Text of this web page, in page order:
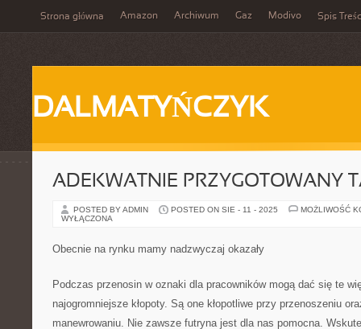
Strona główna Amazon Archiwum Gaz Modivo Spis
DALMATYŃCZYK
ADEKWATNIE PRZYGOTOWANY
POSTED BY ADMIN POSTED ON SIE - 11 - 2025
MOŻLIWOŚĆ
WYŁĄCZONA
Obecnie na rynku mamy nadzwyczaj okazały
Podczas przenosin w oznaki dla pracowników mogą dać się te
najogromniejsze kłopoty. Są one kłopotliwe przy przenoszeniu
manewrowaniu. Nie zawsze futryna jest dla nas pomocna.